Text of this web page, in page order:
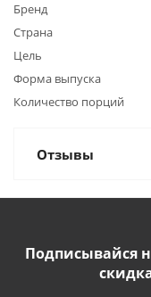
Бренд
Страна
Цель
Форма выпуска
Количество порций
Отзывы
Подписывайся